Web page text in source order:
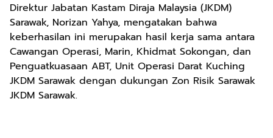
Direktur Jabatan Kastam Diraja Malaysia (JKDM)
Sarawak, Norizan Yahya, mengatakan bahwa
keberhasilan ini merupakan hasil kerja sama antara
Cawangan Operasi, Marin, Khidmat Sokongan, dan
Penguatkuasaan ABT, Unit Operasi Darat Kuching
JKDM Sarawak dengan dukungan Zon Risik Sarawak
JKDM Sarawak.